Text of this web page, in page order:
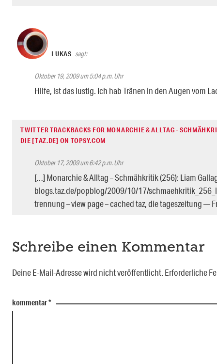
LUKAS sagt:
Oktober 19, 2009 um 5:04 p.m. Uhr
Hilfe, ist das lustig. Ich hab Tränen in den Augen vom
TWITTER TRACKBACKS FOR MONARCHIE & ALLTAG -
DIE [TAZ.DE] ON TOPSY.COM
Oktober 17, 2009 um 6:42 p.m. Uhr
[…] Monarchie & Alltag – Schmähkritik (256): Liam
blogs.taz.de/popblog/2009/10/17/
trennung – view page – cached taz, die tageszeitung —
Schreibe einen Kommentar
Deine E-Mail-Adresse wird nicht veröffentlicht. Erforderliche
kommentar*